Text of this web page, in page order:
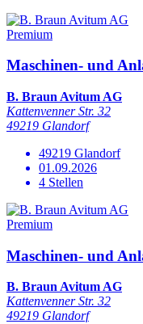
Premium
Maschinen- und
B. Braun Avitum AG
Kattenvenner Str. 32
49219 Glandorf
49219 Glandorf
01.09.2026
4 Stellen
Premium
Maschinen- und
B. Braun Avitum AG
Kattenvenner Str. 32
49219 Glandorf